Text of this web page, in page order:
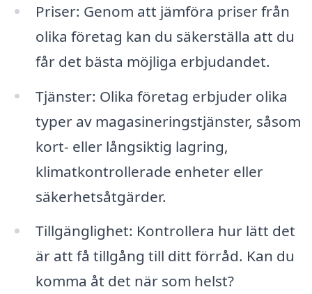
Priser: Genom att jämföra priser från
olika företag kan du säkerställa att du
får det bästa möjliga erbjudandet.
Tjänster: Olika företag erbjuder olika
typer av magasineringstjänster, såsom
kort- eller långsiktig lagring,
klimatkontrollerade enheter eller
säkerhetsåtgärder.
Tillgänglighet: Kontrollera hur lätt det
är att få tillgång till ditt förråd. Kan du
komma åt det när som helst?